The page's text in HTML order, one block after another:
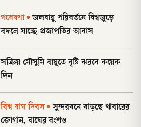
গবেষণা • জলবায়ু পরিবর্তনে বিশ্বজুড়ে
বদলে যাচ্ছে প্রজাপতির আবাস
সক্রিয় মৌসুমি বায়ুতে বৃষ্টি ঝরবে কয়েক
দিন
বিশ্ব বাঘ দিবস • সুন্দরবনে বাড়ছে খাবারের
জোগান, বাঘের বংশও